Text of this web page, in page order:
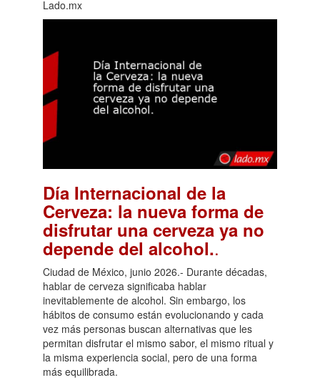
Lado.mx
Día Internacional de la
Cerveza: la nueva forma de
disfrutar una cerveza ya no
depende del alcohol..
Ciudad de México, junio 2026.- Durante décadas,
hablar de cerveza significaba hablar
inevitablemente de alcohol. Sin embargo, los
hábitos de consumo están evolucionando y cada
vez más personas buscan alternativas que les
permitan disfrutar el mismo sabor, el mismo ritual y
la misma experiencia social, pero de una forma
más equilibrada.